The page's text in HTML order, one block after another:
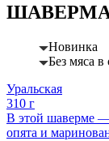
Новинка
Без мяса в
Уральская
310 г
В этой шаверме
опята и